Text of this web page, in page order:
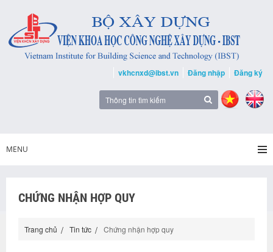
vkhcnxd@ibst.vn Đăng nhập Đăng ký
MENU
CHỨNG NHẬN HỢP QUY
Trang chủ Tin tức Chứng nhận hợp quy